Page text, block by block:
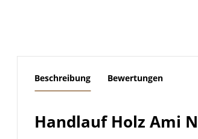
Beschreibung Bewertungen
Handlauf Holz Ami